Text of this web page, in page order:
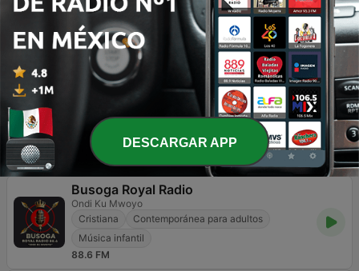
Emisoras de radio
internacionales de Música
infantil
Radio Disney Peru
Música infantil 2.3K104.7 FM
Busoga Royal Radio
Ondi Ku Mwoyo
Cristiana
Contemporánea para adultos
Música infantil
88.6 FM
DESCARGAR APP